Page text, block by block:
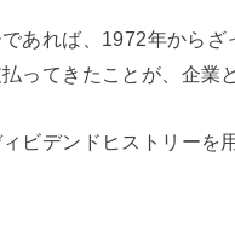
あれば、1972年から
ってきたことが、企業
ビデンドヒストリーを